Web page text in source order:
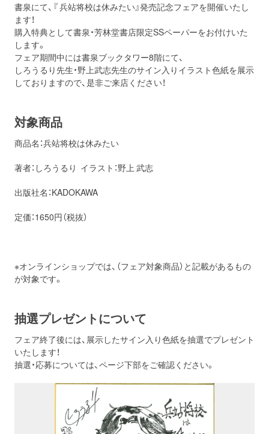
書泉にて、『 兵站将校は休みたい』発売記念フェアを開催いたし
ます！
購入特典として書泉・芳林堂書店限定SSペーパーをお付けいた
します。
フェア期間中には書泉ブックタワー8階にて、
しろうるり先生・野上武志先生のサイン入りイラスト色紙を展示
しておりますので、是非ご来店ください！
対象商品
商品名：兵站将校は休みたい
著者：しろうるり イラスト：野上 武志
出版社名：KADOKAWA
定価：1650円（税抜）
※オンラインショップでは、（フェア対象商品）と記載があるもの
が対象です。
抽選プレゼントについて
フェア終了後には、展示したサイン入り色紙を抽選でプレゼント
いたします！
抽選・応募については、ページ下部をご確認ください。